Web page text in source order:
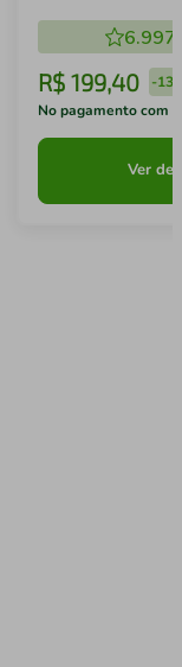
6.997
R$ 199,40 -
No pagamento com
Ver